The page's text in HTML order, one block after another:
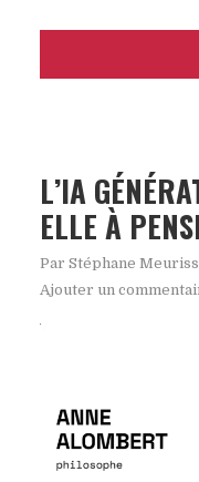
L’IA
ELLE À
Par Stéphane
Ajouter un